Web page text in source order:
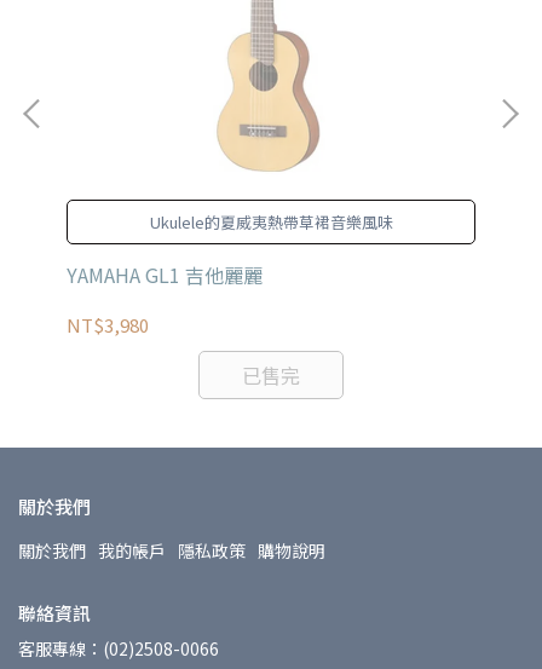
Ukulele的夏威夷熱帶草裙音樂風味
YAMAHA GL1 吉他麗麗
NT$3,980
已售完
關於我們
關於我們 我的帳戶 隱私政策 購物說明
聯絡資訊
客服專線：(02)2508-0066